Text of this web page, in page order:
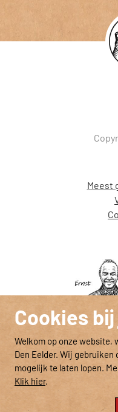
Cookies
Welkom op onze website,
Den Eelder. Wij
mogelijk te laten lopen.
Klik hier.
Meest